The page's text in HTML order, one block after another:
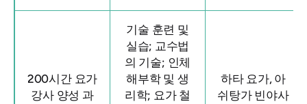
200시간 요가
강사 양성 과
기술 훈련 및
실습; 교수법
의 기술; 인체
해부학 및 생
리학; 요가 철
하타 요가, 아
쉬탕가 빈야사